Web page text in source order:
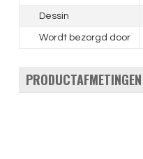
Dessin
Wordt bezorgd door
PRODUCTAFMETINGEN